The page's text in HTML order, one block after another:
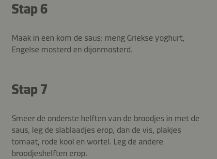
Stap 6
Maak in een kom de saus: meng Griekse yoghurt,
Engelse mosterd en dijonmosterd.
Stap 7
Smeer de onderste helften van de broodjes in met de
saus, leg de slablaadjes erop, dan de vis, plakjes
tomaat, rode kool en wortel. Leg de andere
broodjeshelften erop.